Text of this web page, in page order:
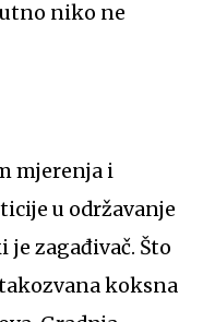
niko ne
mjerenja i
u održavanje
zagađivač. Što
koksna